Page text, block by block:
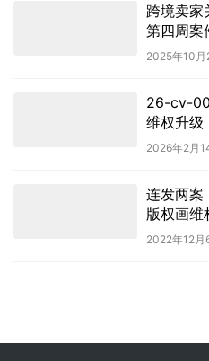
跨境卖家
第四周案
2025年10月
26-cv-
维权升级
速排查！
2026年2月
连发两
版权画维
令！
2022年12月